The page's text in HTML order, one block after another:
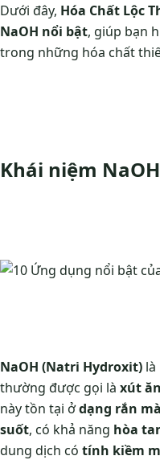
Dưới đây, Hóa Chất Lộc
NaOH nổi bật, giúp bạn
trong những hóa chất
Khái niệm NaOH
NaOH (Natri Hydroxit)
thường được gọi là xút
này tồn tại ởdạng rắn
suốt, có khả năng hòa
dung dịch có tính kiềm